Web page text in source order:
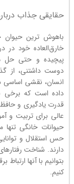
حقایقی جذاب
باهوش ترین حیوان
خارق‌العاده خود در
پیچیده و حتی حل
دوست داشتنی، از
انسان، نقشی اساسی
داده است که برخی
قدرت یادگیری و حافظه
عالی برای تربیت و
حیوانات خانگی
حس استقلال و
دارند. شناخت
بتوانیم با آنها
کنیم.